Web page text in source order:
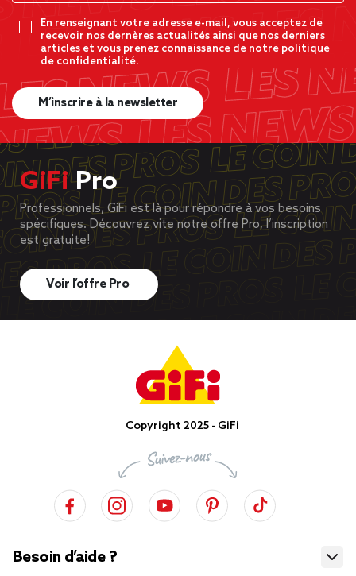
En renseignant votre adresse e-mail, vous acceptez de
recevoir nos dernères actualités ainsi que nos derniers
articles et vous prenez connaissance de notre politique
de confidentialité.
M’inscrire à la newsletter
GiFiPro
Professionnels, GiFi est là pour répondre à vos besoins
spécifiques. Découvrez vite notre offre Pro, l’inscription
est gratuite!
Voir l’offre Pro
Copyright 2025 - GiFi
Besoin d’aide ?